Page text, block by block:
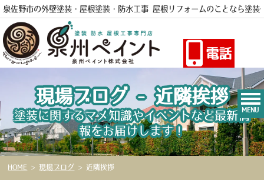
泉佐野市の外壁塗装・屋根塗装・防水工事 屋根リフォームのことなら塗装
電話
MENU
現場ブログ - 近隣挨拶
塗装に関するマメ知識やイベントなど最新情
報をお届けします！
HOME > 現場ブログ > 近隣挨拶